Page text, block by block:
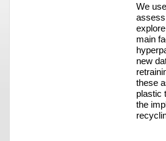
We
main
new
these
plastic
the